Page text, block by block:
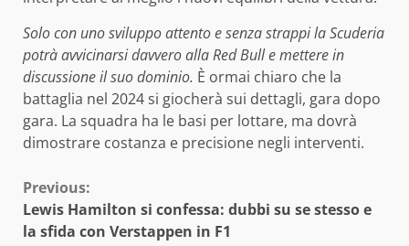
Solo con uno sviluppo attento e senza strappi la Scuderia
potrà avvicinarsi davvero alla Red Bull e mettere in
discussione il suo dominio. È ormai chiaro che la
battaglia nel 2024 si giocherà sui dettagli, gara dopo
gara. La squadra ha le basi per lottare, ma dovrà
dimostrare costanza e precisione negli interventi.
Continue
Reading
Previous:
Lewis Hamilton si confessa: dubbi su se stesso e
la sfida con Verstappen in F1